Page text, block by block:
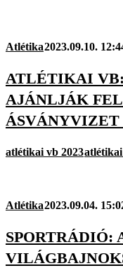
Atlétika2023.09.10.
ATLÉTIKAI
AJÁNLJÁK
atlétikai vb 2023
Atlétika2023.09.04.